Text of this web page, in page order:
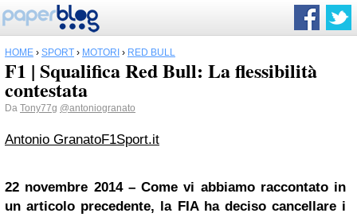
HOME › SPORT › MOTORI › RED BULL
F1 | Squalifica Red Bull: La flessibilità
contestata
Da Tony77g @antoniogranato
Antonio GranatoF1Sport.it
22 novembre 2014 – Come vi abbiamo raccontato in
un articolo precedente, la FIA ha deciso cancellare i